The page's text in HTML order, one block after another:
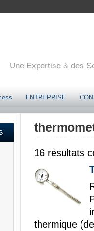
Une Expertise & des
ENTREPRISE
16 résultats
thermique